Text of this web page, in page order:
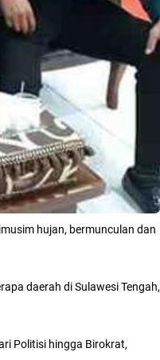
hujan, bermunculan dan
daerah di Sulawesi Tengah,
Politisi hingga Birokrat,